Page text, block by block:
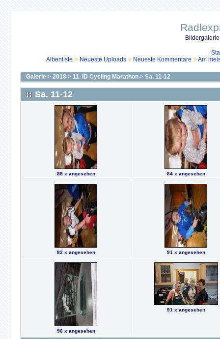
Albenliste
Neueste Uploads Neueste Kommentare Am
Galerie > 2018 > 11. ID Cycling Marathon > Sa. 11-12
Sa. 11-12
88 x angesehen 84 x angesehen
82 x angesehen 91 x angesehen
96 x angesehen
91 x angesehen